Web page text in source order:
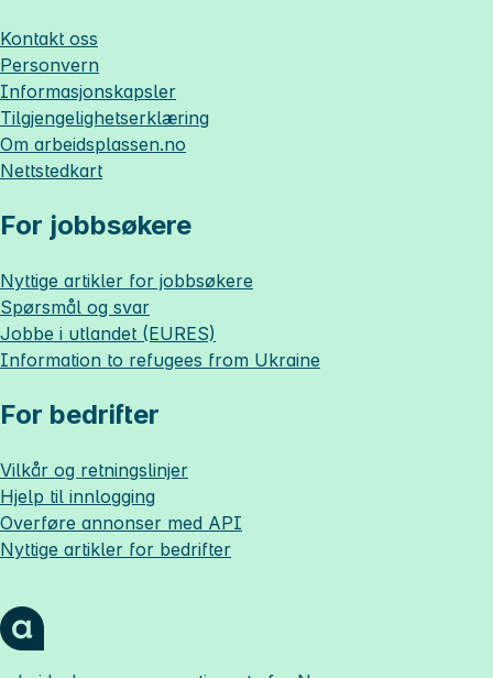
Kontakt oss
Personvern
Informasjonskapsler
Tilgjengelighetserklæring
Om arbeidsplassen.no
Nettstedkart
For jobbsøkere
Nyttige artikler for jobbsøkere
Spørsmål og svar
Jobbe i utlandet (EURES)
Information to refugees from Ukraine
For bedrifter
Vilkår og retningslinjer
Hjelp til innlogging
Overføre annonser med API
Nyttige artikler for bedrifter